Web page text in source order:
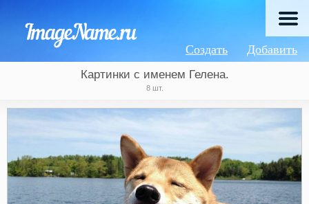
Добавить
Создать
Картинки с именем Гелена.
8 шт.